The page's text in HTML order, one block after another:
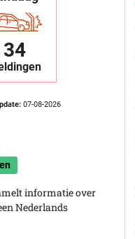
34
07-08-2026
informatie over
Nederlands